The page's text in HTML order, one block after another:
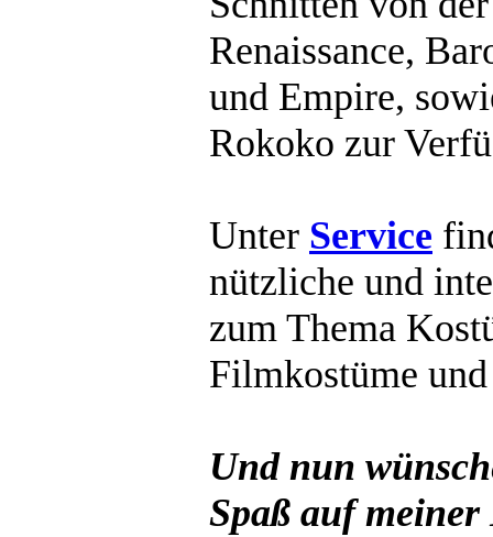
Renaissance,
und Empire,
Rokoko zur
Unter Service
nützliche und
zum Thema
Filmkostüme
Und nun
Spaß auf meiner